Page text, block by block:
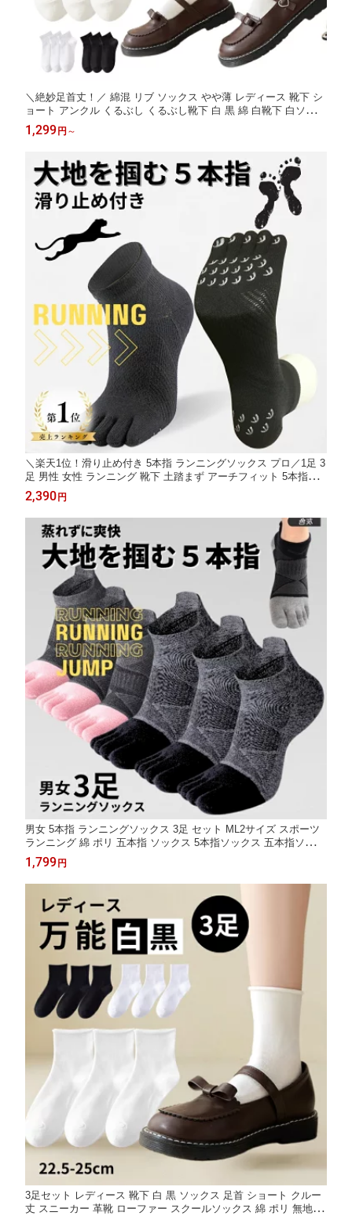
＼絶妙足首丈！／ 綿混 リブ ソックス やや薄 レディース 靴下 シ
ョート アンクル くるぶし くるぶし靴下 白 黒 綿 白靴下 白ソック
ス ローファー スニーカー 通学 学校 中学生 高校生 スクール ナー
ス 看護師 スニーカー 可愛い 春 夏 夏用 秋 22.5-24.5cm セット 3
1,299円 ～
＼楽天1位！滑り止め付き 5本指 ランニングソックス プロ／1足 3
足 男性 女性 ランニング 靴下 土踏まず アーチフィット 5本指ソ
ックス 5本指靴下 五本指ソックス 五本指 ソックス スポーツソッ
クス マラソン ジョギング 滑り止め 黒 グレー メンズ レディース
セット AQshop
2,390円
男女 5本指 ランニングソックス 3足 セット ML2サイズ スポーツ
ランニング 綿 ポリ 五本指 ソックス 5本指ソックス 五本指ソック
ス 5本指靴下 五本指靴下 くるぶし ショート アンクル 足首 黒 白
グレー 送料無料 M L 22.5-26.5cm メンズ レディース 3足セット
1,799円
3足セット レディース 靴下 白 黒 ソックス 足首 ショート クルー
丈 スニーカー 革靴 ローファー スクールソックス 綿 ポリ 無地 白